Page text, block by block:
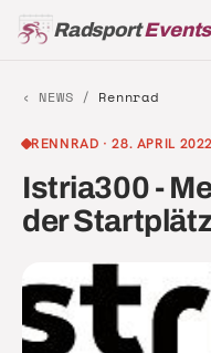
RadsportEvents
‹ NEWS / Rennrad
RENNRAD ·28. APRIL 2022
Istria300 -
der